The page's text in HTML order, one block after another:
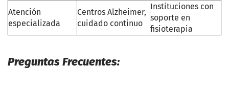
Atención
especializada
Centros Alzheimer,
cuidado continuo
Instituciones con
soporte en
fisioterapia
Preguntas Frecuentes: